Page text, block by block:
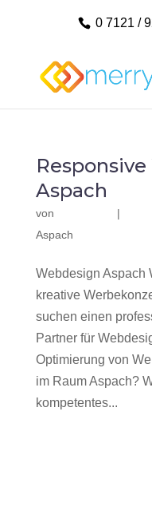
0 7121 /
Aspach
von |
Aspach
Webdesign Aspach
kreative
suchen einen
Partner für
Optimierung von
im Raum Aspach?
kompetentes...